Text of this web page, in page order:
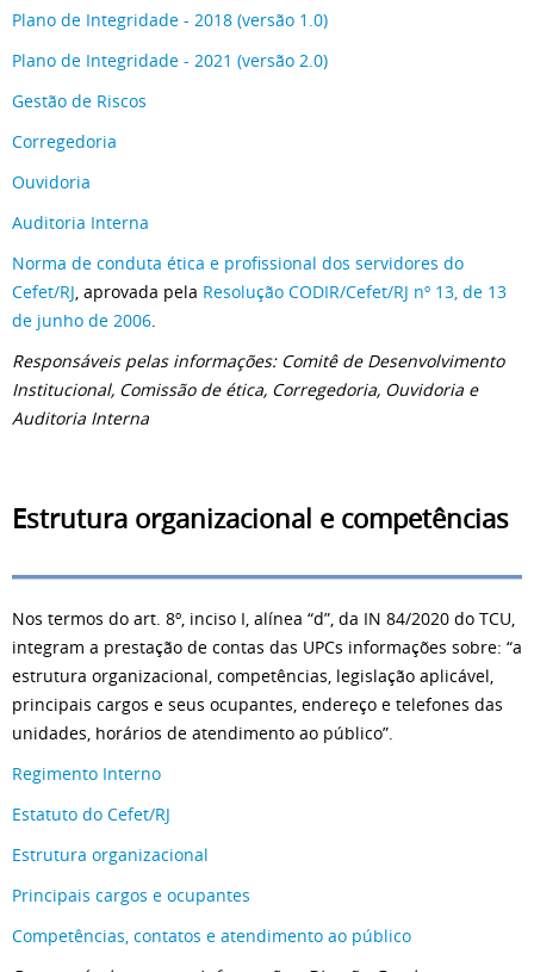
Plano de Integridade - 2018 (versão 1.0)
Plano de Integridade - 2021 (versão 2.0)
Gestão de Riscos
Corregedoria
Ouvidoria
Auditoria Interna
Norma de conduta ética e profissional dos servidores do
Cefet/RJ, aprovada pela Resolução CODIR/Cefet/RJ nº 13, de 13
de junho de 2006.
Responsáveis pelas informações: Comitê de Desenvolvimento
Institucional, Comissão de ética, Corregedoria, Ouvidoria e
Auditoria Interna
Estrutura organizacional e competências
Nos termos do art. 8º, inciso I, alínea “d”, da IN 84/2020 do TCU,
integram a prestação de contas das UPCs informações sobre: “a
estrutura organizacional, competências, legislação aplicável,
principais cargos e seus ocupantes, endereço e telefones das
unidades, horários de atendimento ao público”.
Regimento Interno
Estatuto do Cefet/RJ
Estrutura organizacional
Principais cargos e ocupantes
Competências, contatos e atendimento ao público